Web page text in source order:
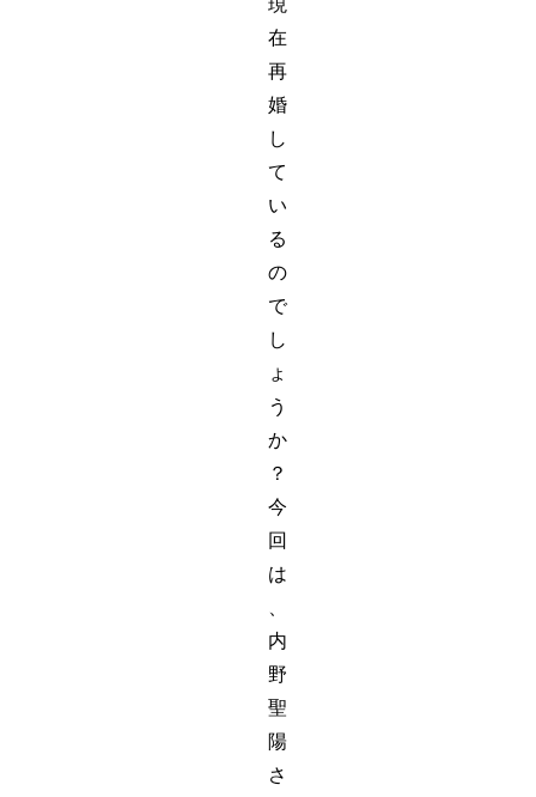
現
在
再
婚
し
て
い
る
の
で
し
ょ
う
か
？
今
回
は
内
野
聖
陽
さ